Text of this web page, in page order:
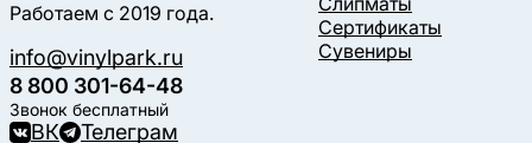
Работаем с 2019 года.
info@vinylpark.ru
8 800 301-64-48
Звонок бесплатный
ВК Телеграм
Сертификаты
Сувениры